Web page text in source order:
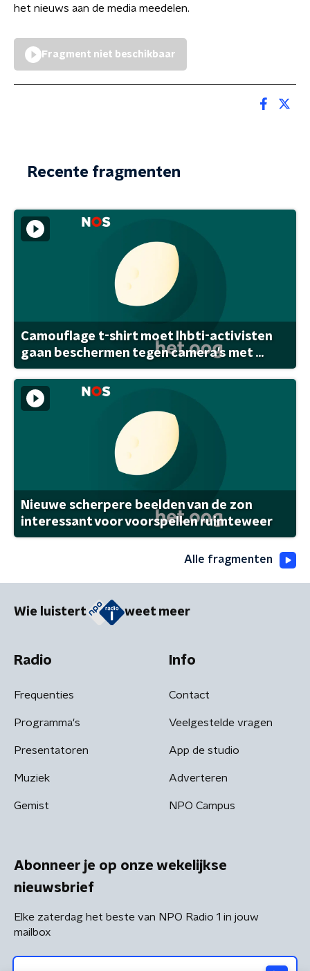
het nieuws aan de media meedelen.
Fragment niet beschikbaar
Recente fragmenten
Camouflage t-shirt moet lhbti-activisten
gaan beschermen tegen camera's met ...
Nieuwe scherpere beelden van de zon
interessant voor voorspellen ruimteweer
Alle fragmenten
Wie luistert weet meer
Radio
Frequenties
Programma's
Presentatoren
Muziek
Gemist
Info
Contact
Veelgestelde vragen
App de studio
Adverteren
NPO Campus
Abonneer je op onze wekelijkse
nieuwsbrief
Elke zaterdag het beste van NPO Radio 1 in jouw
mailbox